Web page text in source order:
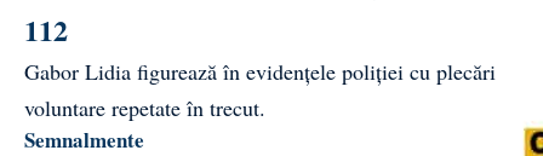
112
Gabor Lidia figurează în evidențele poliției cu plecări
voluntare repetate în trecut.
Semnalmente